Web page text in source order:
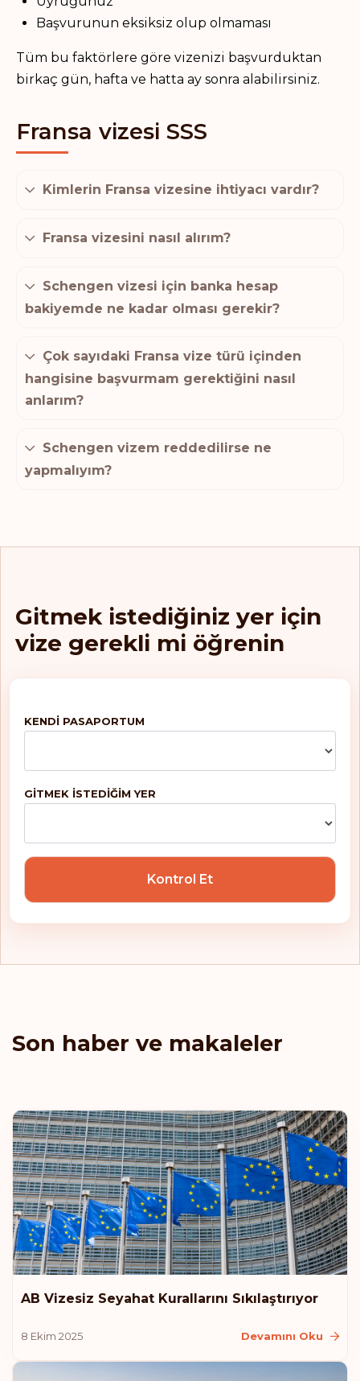
Başvurunun eksiksiz olup olmaması
Tüm bu faktörlere göre vizenizi başvurduktan
birkaç gün, hafta ve hatta ay sonra alabilirsiniz.
Fransa vizesi SSS
Kimlerin Fransa vizesine ihtiyacı vardır?
Fransa vizesini nasıl alırım?
Schengen vizesi için banka hesap
bakiyemde ne kadar olması gerekir?
Çok sayıdaki Fransa vize türü içinden
hangisine başvurmam gerektiğini nasıl
anlarım?
Schengen vizem reddedilirse ne
yapmalıyım?
Gitmek istediğiniz yer için
vize gerekli mi öğrenin
KENDI PASAPORTUM
GITMEK ISTEDIĞIM YER
Kontrol Et
Son haber ve makaleler
AB Vizesiz Seyahat Kurallarını Sıkılaştırıyor
8 Ekim 2025 Devamını Oku